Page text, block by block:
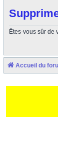
Êtes-vous sûr de
Accueil du